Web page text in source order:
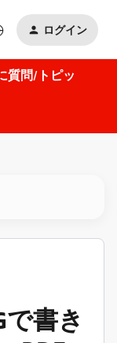
ログイン
質問/トピッ
で書き